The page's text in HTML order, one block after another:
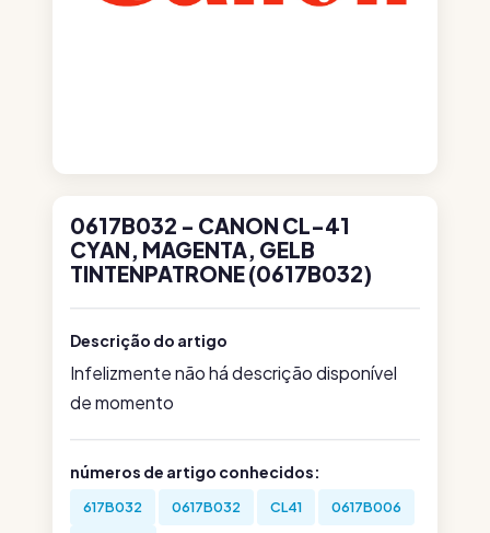
0617B032 - CANON CL-41
CYAN, MAGENTA, GELB
TINTENPATRONE (0617B032)
Descrição do artigo
Infelizmente não há descrição disponível
de momento
números de artigo conhecidos:
617B032 0617B032 CL41 0617B006